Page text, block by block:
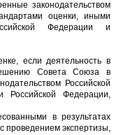
законодательством
оценки, иными
Федерации и
если деятельность в
Совета Союза в
Российской
Российской Федерации,
в результатах
проведением экспертизы,